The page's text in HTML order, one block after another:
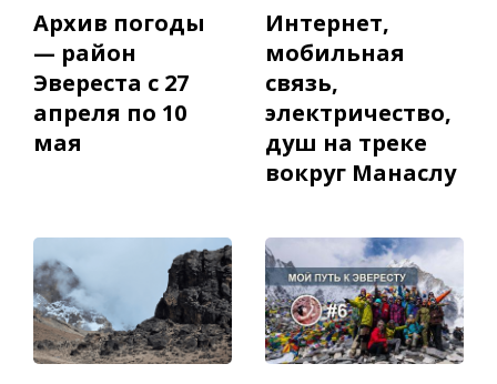
Архив погоды
— район
Эвереста с 27
апреля по 10
мая
Интернет,
мобильная
связь,
электричество,
душ на треке
вокруг Манаслу